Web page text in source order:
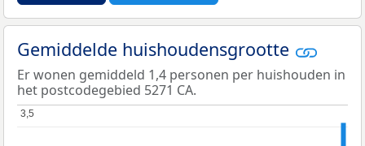
Gemiddelde huishoudensgrootte
Er wonen gemiddeld 1,4 personen per huishouden in
het postcodegebied 5271 CA.
3,5
3,5